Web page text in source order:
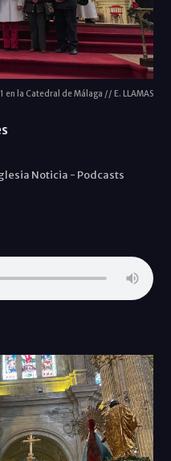
en la Catedral de Málaga // E. LLAMAS
Noticia - Podcasts